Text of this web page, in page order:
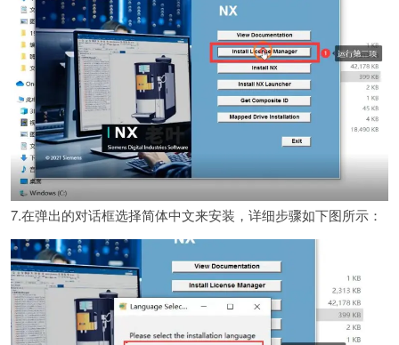
7.在弹出的对话框选择简体中文来安装，详细步骤如下图所示：